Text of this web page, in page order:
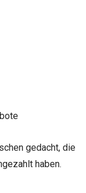
gedacht, die
haben.